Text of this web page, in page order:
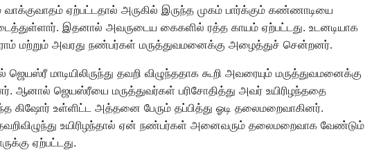
வாக்குவாதம் ஏற்பட்டதால் அருகில் இருந்த முகம் பார்க்கும் கண்ணாடியை
இதனால் அவருடைய கைகளில் ரத்த காயம் ஏற்பட்டது. உடனடியாக
மற்றும் அவரது நண்பர்கள் மருத்துவமனைக்கு அழைத்துச் சென்றனர்.
ஜெயஸ்ரீ மாடியிலிருந்து தவறி விழுந்ததாக கூறி அவரையும் மருத்துவமனைக்கு
ஜெயஸ்ரீயை மருத்துவர்கள் பரிசோதித்து அவர் உயிரிழந்ததை
கிஷோர் உள்ளிட்ட அத்தனை பேரும் தப்பித்து ஓடி தலைமறைவாகினர்.
உயிரிழந்தால் ஏன் நண்பர்கள் அனைவரும் தலைமறைவாக வேண்டும்
ஏற்பட்டது.